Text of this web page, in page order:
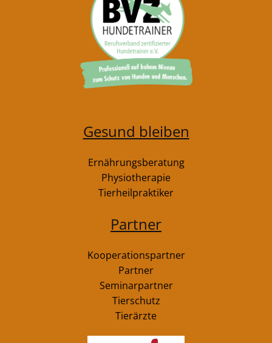
Gesund bleiben
Ernährungsberatung
Physiotherapie
Tierheilpraktiker
Partner
Kooperationspartner
Partner
Seminarpartner
Tierschutz
Tierärzte